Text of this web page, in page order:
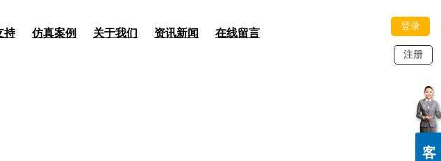
注册
登录
持 仿真案例 关于我们 资讯新闻 在线留言
客